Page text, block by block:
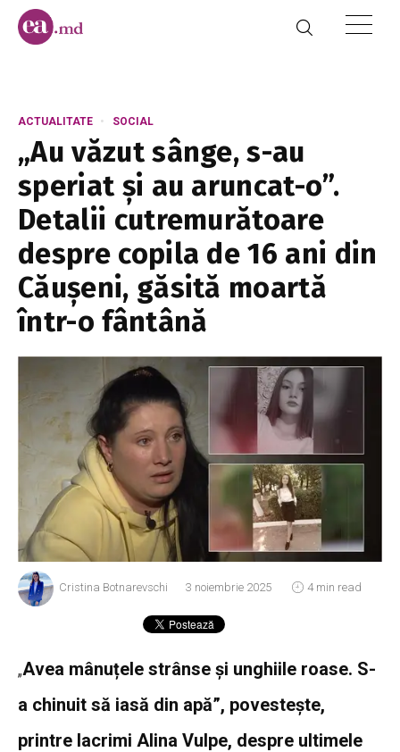
ACTUALITATE SOCIAL
„Au văzut sânge, s-au
speriat și au aruncat-o”.
Detalii cutremurătoare
despre copila de 16 ani din
Căușeni, găsită moartă
într-o fântână
Cristina Botnarevschi 3 noiembrie 2025 4 min read
„Avea mânuțele strânse și unghiile roase. S-
a chinuit să iasă din apă”, povestește,
printre lacrimi Alina Vulpe, despre ultimele